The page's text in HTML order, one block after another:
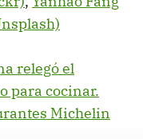
relegó el
para cocinar.
Michelin